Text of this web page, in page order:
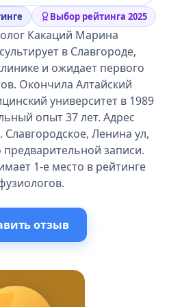
Выбор рейтинга 2025
Какаций Марина
в Славгороде,
и ожидает первого
Окончила Алтайский
университет в 1989
опыт 37 лет. Адрес
Славгородское, Ленина ул,
предварительной записи.
1-е место в рейтинге
отзыв